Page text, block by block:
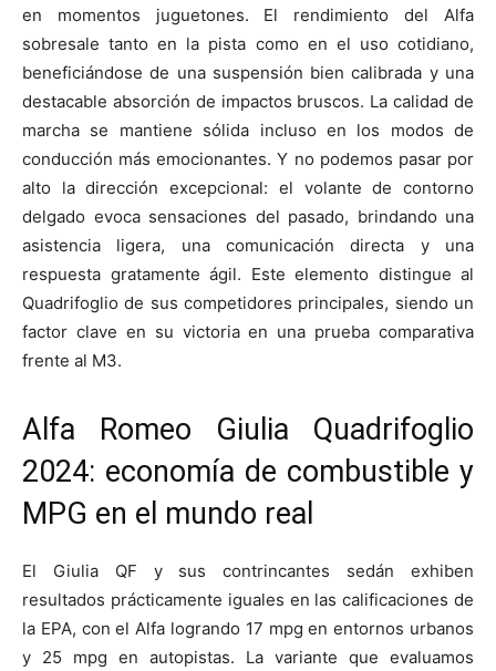
en momentos juguetones. El rendimiento del Alfa
sobresale tanto en la pista como en el uso cotidiano,
beneficiándose de una suspensión bien calibrada y una
destacable absorción de impactos bruscos. La calidad de
marcha se mantiene sólida incluso en los modos de
conducción más emocionantes. Y no podemos pasar por
alto la dirección excepcional: el volante de contorno
delgado evoca sensaciones del pasado, brindando una
asistencia ligera, una comunicación directa y una
respuesta gratamente ágil. Este elemento distingue al
Quadrifoglio de sus competidores principales, siendo un
factor clave en su victoria en una prueba comparativa
frente al M3.
Alfa Romeo Giulia Quadrifoglio
2024: economía de combustible y
MPG en el mundo real
El Giulia QF y sus contrincantes sedán exhiben
resultados prácticamente iguales en las calificaciones de
la EPA, con el Alfa logrando 17 mpg en entornos urbanos
y 25 mpg en autopistas. La variante que evaluamos